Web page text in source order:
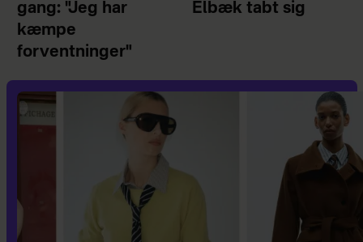
gang: "Jeg har
kæmpe
forventninger"
Elbæk tabt sig